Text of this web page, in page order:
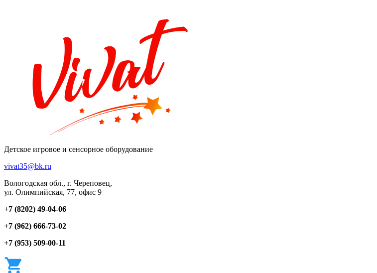
Детское игровое и сенсорное оборудование
vivat35@bk.ru
Вологодская обл., г. Череповец,
ул. Олимпийская, 77, офис 9
+7 (8202) 49-04-06
+7 (962) 666-73-02
+7 (953) 509-00-11